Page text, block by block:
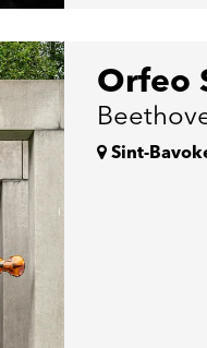
Orfeo
Sint-